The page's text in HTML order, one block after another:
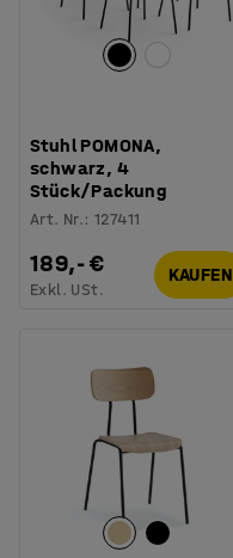
Stuhl POMONA,
schwarz, 4
Stück/Packung
Art. Nr.:127411
189,- €
Exkl. USt.
KAUFEN